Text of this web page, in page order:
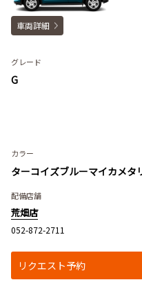
車両詳細
グレード
G
カラー
ターコイズブルーマイカメタ
配備店舗
荒畑店
052-872-2711
リクエスト予約